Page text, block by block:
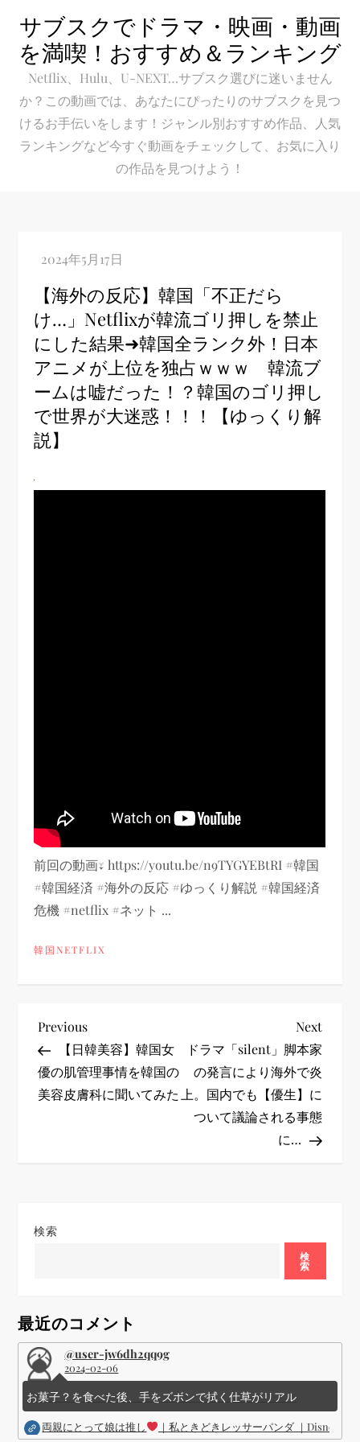
content
サブスクでドラマ・映画・動画
を満喫！おすすめ＆ランキング
Netflix、Hulu、U-NEXT…サブスク選びに迷いません
か？この動画では、あなたにぴったりのサブスクを見つ
けるお手伝いをします！ジャンル別おすすめ作品、人気
ランキングなど今すぐ動画をチェックして、お気に入り
の作品を見つけよう！
【海外の反応】韓国「不正だら
け…」Netflixが韓流ゴリ押しを禁止
にした結果➜韓国全ランク外！日本
アニメが上位を独占ｗｗｗ 韓流ブ
ームは嘘だった！？韓国のゴリ押し
で世界が大迷惑！！！【ゆっくり解
説】
前回の動画↓ https://youtu.be/n9TYGYEBtRI #韓国
#韓国経済 #海外の反応 #ゆっくり解説 #韓国経済
危機 #netflix #ネット ...
韓国NETFLIX
投
稿
ナ
ー
ン
Previous
Post
Previous
【日韓美容】韓国女
優の肌管理事情を韓国の
美容皮膚科に聞いてみた
Next
Post
Next
ドラマ「silent」脚本家
の発言により海外で炎
上。国内でも【優生】に
ついて議論される事態
に…
検索
検
索
最近のコメント
@user-jw6dh2qq9g
2024-02-06
お菓子？を食べた後、手をズボンで拭く仕草がリアル
両親にとって娘は推し ｜私ときどきレッサーパンダ ｜Disney (